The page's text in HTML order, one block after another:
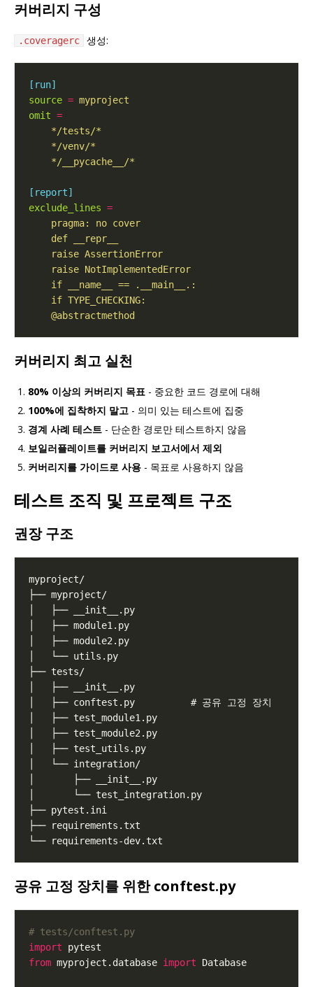
커버리지 구성
.coveragerc 생성:
[run]
source = myproject
omit =
    */__pycache__/*
[report]
exclude_lines =
    @abstractmethod
커버리지 최고 실천
80% 이상의 커버리지 목표 - 중요한 코드 경로에 대해
100%에 집착하지 말고 - 의미 있는 테스트에 집중
경계 사례 테스트 - 단순한 경로만 테스트하지 않음
보일러플레이트를 커버리지 보고서에서 제외
커버리지를 가이드로 사용 - 목표로 사용하지 않음
테스트 조직 및 프로젝트 구조
권장 구조
공유 고정 장치를 위한 conftest.py
# tests/conftest.py
import
from myproject.database import